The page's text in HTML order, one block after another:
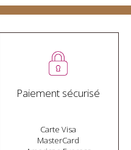
Paiement sécurisé
Carte Visa
MasterCard